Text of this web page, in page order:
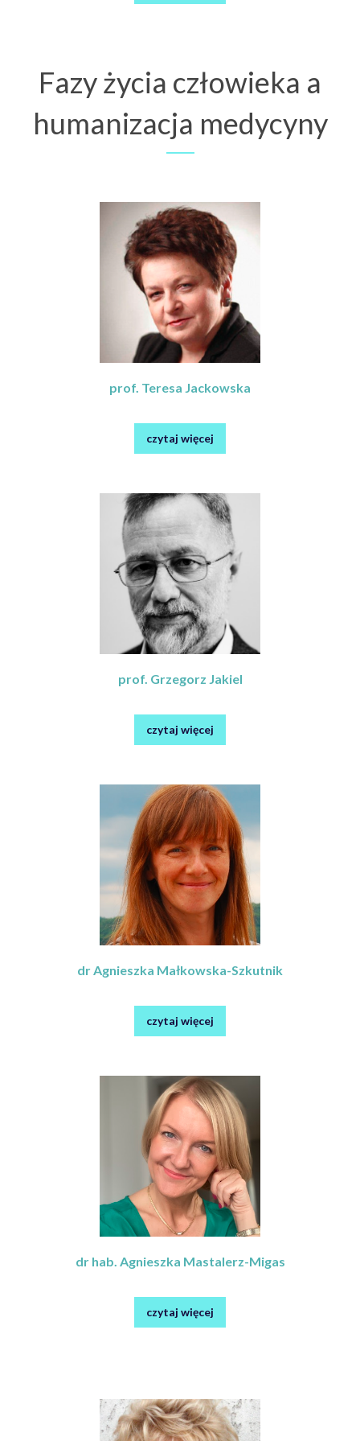
Fazy życia człowieka a
humanizacja medycyny
prof. Teresa Jackowska
czytaj więcej
prof. Grzegorz Jakiel
czytaj więcej
dr Agnieszka Małkowska-Szkutnik
czytaj więcej
dr hab. Agnieszka Mastalerz-Migas
czytaj więcej